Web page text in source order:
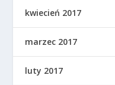
kwiecień 2017
marzec 2017
luty 2017